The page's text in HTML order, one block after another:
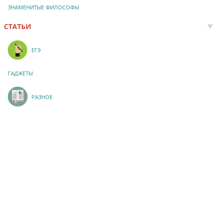
ЗНАМЕНИТЫЕ ФИЛОСОФЫ
СТАТЬИ
ЕГЭ
ГАДЖЕТЫ
РАЗНОЕ